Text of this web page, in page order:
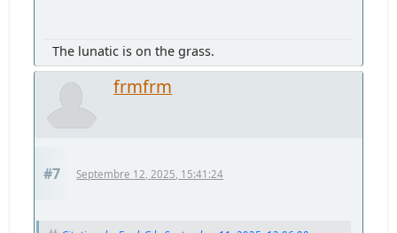
The lunatic is on the grass.
frmfrm
#7 Septembre 12, 2025, 15:41:24